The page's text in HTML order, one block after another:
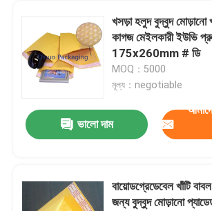
খসড়া হলুদ বুদ্বুদ মোড়ানো
কাগজ মেইলকারী ইউভি
175x260mm # ডি
MOQ：5000
মূল্য：negotiable
ভালো দাম
বায়োডগ্রেডেবেল খাঁটি
জন্য বুদ্বুদ মোড়ানো